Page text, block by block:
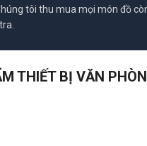
tôi thu mua mọi món đồ
THIẾT BỊ VĂN